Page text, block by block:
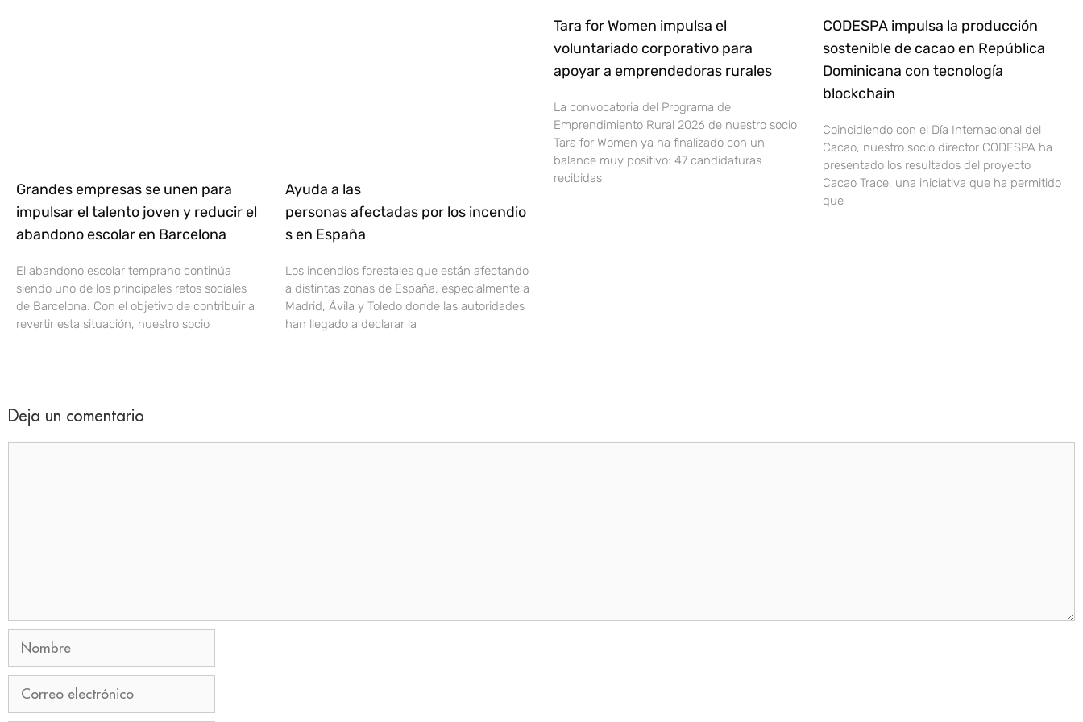
Grandes empresas se unen para
impulsar el talento joven y reducir el
abandono escolar en Barcelona
El abandono escolar temprano continúa
siendo uno de los principales retos sociales
de Barcelona. Con el objetivo de contribuir a
revertir esta situación, nuestro socio
Ayuda a las
personas afectadas por los incendio
s en España
Los incendios forestales que están afectando
a distintas zonas de España, especialmente a
Madrid, Ávila y Toledo donde las autoridades
han llegado a declarar la
Tara for Women impulsa el
voluntariado corporativo para
apoyar a emprendedoras rurales
La convocatoria del Programa de
Emprendimiento Rural 2026 de nuestro socio
Tara for Women ya ha finalizado con un
balance muy positivo: 47 candidaturas
recibidas
CODESPA impulsa la producción
sostenible de cacao en República
Dominicana con tecnología
blockchain
Coincidiendo con el Día Internacional del
Cacao, nuestro socio director CODESPA ha
presentado los resultados del proyecto
Cacao Trace, una iniciativa que ha permitido
que
Deja un comentario